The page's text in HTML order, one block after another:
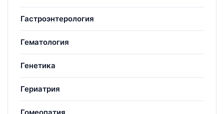
Гастроэнтерология
Гематология
Генетика
Гериатрия